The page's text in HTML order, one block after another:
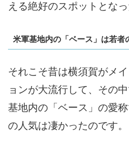
える絶好のスポットとなっ
米軍基地内の「ベース」は若者
それこそ昔は横須賀がメ
ョンが大流行して、その
基地内の「ベース」の愛
の人気は凄かったのです。